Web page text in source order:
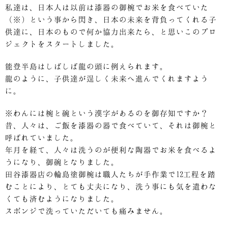
私達は、日本人は以前は漆器の御椀でお米を食べていた
（※）という事から閃き、日本の未来を背負ってくれる子
供達に、日本のもので何か協力出来たら、と思いこのプロ
ジェクトをスタートしました。
能登半島はしばしば龍の頭に例えられます。
龍のように、子供達が逞しく未来へ進んでくれますよう
に。
※わんには椀と碗という漢字があるのを御存知ですか？
昔、人々は、ご飯を漆器の器で食べていて、それは御椀と
呼ばれていました。
年月を経て、人々は洗うのが便利な陶器でお米を食べるよ
うになり、御碗となりました。
田谷漆器店の輪島塗御椀は職人たちが手作業で12工程を踏
むことにより、とても丈夫になり、洗う事にも気を遣わな
くても済むようになりました。
スポンジで洗っていただいても痛みません。